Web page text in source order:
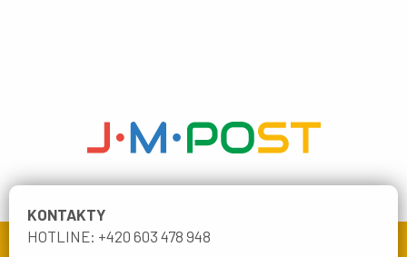
KONTAKTY
HOTLINE: +420 603 478 948